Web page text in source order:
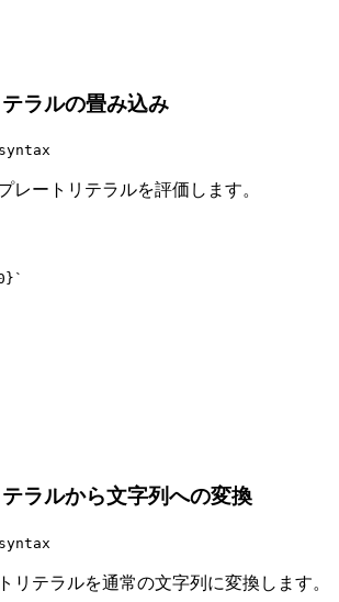
ラルの畳み込み
レートリテラルを評価します。
}`
ラルから文字列への変換
リテラルを通常の文字列に変換します。